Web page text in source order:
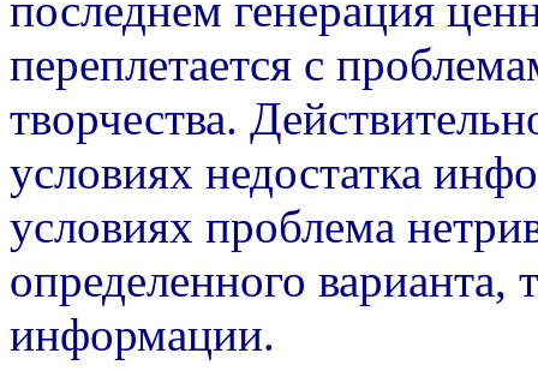
переплетается с
творчества.
условиях недостатка
условиях проблема
определенного варианта,
информации.